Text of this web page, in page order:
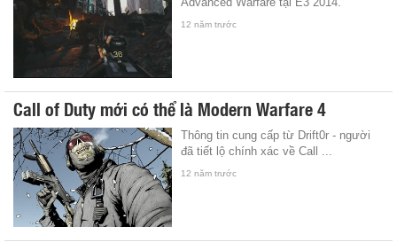
12 năm trước
Call of Duty mới có thể là Modern Warfare 4
Thông tin cung cấp từ Drift0r - người
đã tiết lộ chính xác về Call ...
12 năm trước